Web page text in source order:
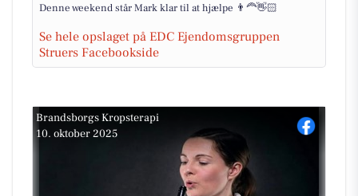
Denne weekend står Mark klar til at hjælpe 👨‍🦰👋🏻
Se hele opslaget på EDC Ejendomsgruppen
Struers Facebookside
Brandsborgs Kropsterapi
10. oktober 2025